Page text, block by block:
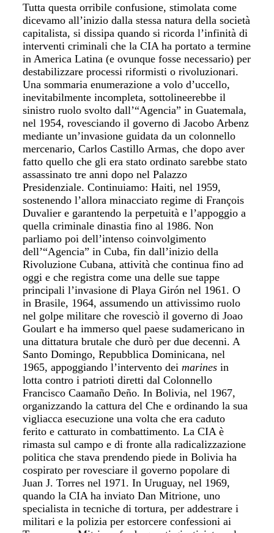
Tutta questa orribile confusione, stimolata come
dicevamo all’inizio dalla stessa natura della società
capitalista, si dissipa quando si ricorda l’infinità di
interventi criminali che la CIA ha portato a termine
in America Latina (e ovunque fosse necessario) per
destabilizzare processi riformisti o rivoluzionari.
Una sommaria enumerazione a volo d’uccello,
inevitabilmente incompleta, sottolineerebbe il
sinistro ruolo svolto dall’“Agencia” in Guatemala,
nel 1954, rovesciando il governo di Jacobo Arbenz
mediante un’invasione guidata da un colonnello
mercenario, Carlos Castillo Armas, che dopo aver
fatto quello che gli era stato ordinato sarebbe stato
assassinato tre anni dopo nel Palazzo
Presidenziale. Continuiamo: Haiti, nel 1959,
sostenendo l’allora minacciato regime di François
Duvalier e garantendo la perpetuità e l’appoggio a
quella criminale dinastia fino al 1986. Non
parliamo poi dell’intenso coinvolgimento
dell’“Agencia” in Cuba, fin dall’inizio della
Rivoluzione Cubana, attività che continua fino ad
oggi e che registra come una delle sue tappe
principali l’invasione di Playa Girón nel 1961. O
in Brasile, 1964, assumendo un attivissimo ruolo
nel golpe militare che rovesciò il governo di Joao
Goulart e ha immerso quel paese sudamericano in
una dittatura brutale che durò per due decenni. A
Santo Domingo, Repubblica Dominicana, nel
1965, appoggiando l’intervento dei marines in
lotta contro i patrioti diretti dal Colonnello
Francisco Caamaño Deño. In Bolivia, nel 1967,
organizzando la cattura del Che e ordinando la sua
vigliacca esecuzione una volta che era caduto
ferito e catturato in combattimento. La CIA è
rimasta sul campo e di fronte alla radicalizzazione
politica che stava prendendo piede in Bolivia ha
cospirato per rovesciare il governo popolare di
Juan J. Torres nel 1971. In Uruguay, nel 1969,
quando la CIA ha inviato Dan Mitrione, uno
specialista in tecniche di tortura, per addestrare i
militari e la polizia per estorcere confessioni ai